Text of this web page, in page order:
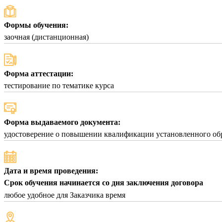
Формы обучения:
заочная (дистанционная)
Форма аттестации:
тестирование по тематике курса
Форма выдаваемого документа:
удостоверение о повышении квалификации установленного
Дата и время проведения:
Срок обучения начинается со дня заключения договора
любое удобное для Заказчика время